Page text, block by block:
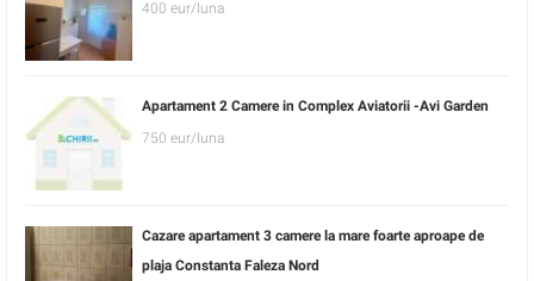
400 eur/luna
Apartament 2 Camere in Complex Aviatorii -Avi Garden
750 eur/luna
Cazare apartament 3 camere la mare foarte aproape de
plaja Constanta Faleza Nord